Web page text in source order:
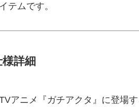
テムです。
詳細
アニメ『ガチアクタ』に登場